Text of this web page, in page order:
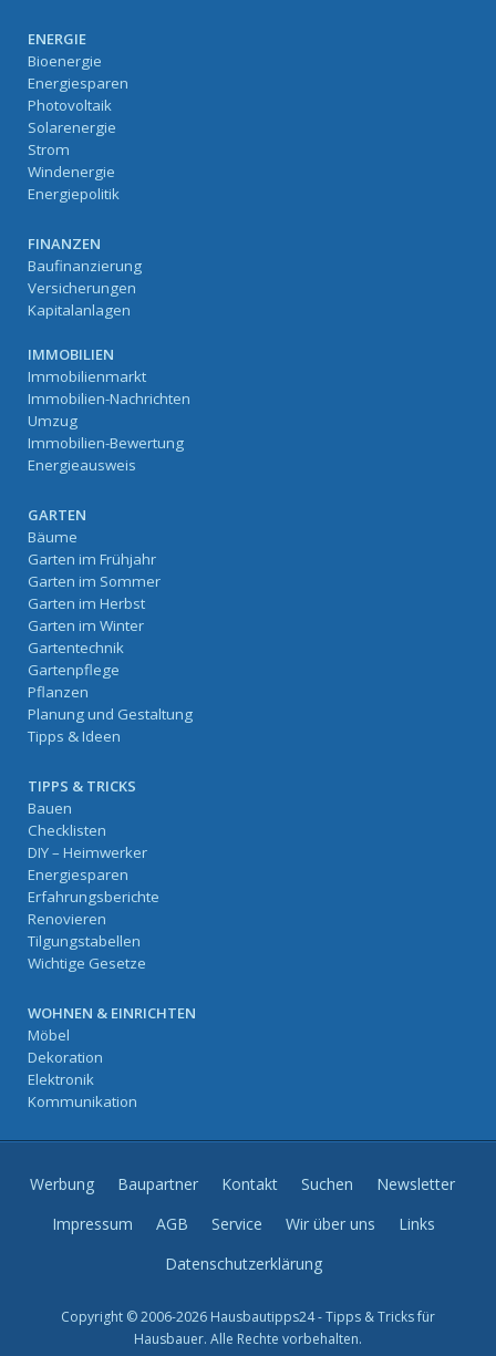
ENERGIE
Bioenergie
Energiesparen
Photovoltaik
Solarenergie
Strom
Windenergie
Energiepolitik
FINANZEN
Baufinanzierung
Versicherungen
Kapitalanlagen
IMMOBILIEN
Immobilienmarkt
Immobilien-Nachrichten
Umzug
Immobilien-Bewertung
Energieausweis
GARTEN
Bäume
Garten im Frühjahr
Garten im Sommer
Garten im Herbst
Garten im Winter
Gartentechnik
Gartenpflege
Pflanzen
Planung und Gestaltung
Tipps & Ideen
TIPPS & TRICKS
Bauen
Checklisten
DIY – Heimwerker
Energiesparen
Erfahrungsberichte
Renovieren
Tilgungstabellen
Wichtige Gesetze
WOHNEN & EINRICHTEN
Möbel
Dekoration
Elektronik
Kommunikation
Werbung Baupartner Kontakt Suchen
Newsletter
Impressum
AGB Service Wir über uns
Links
Datenschutzerklärung
Copyright © 2006-2026 Hausbautipps24 - Tipps & Tricks für
Hausbauer. Alle Rechte vorbehalten.